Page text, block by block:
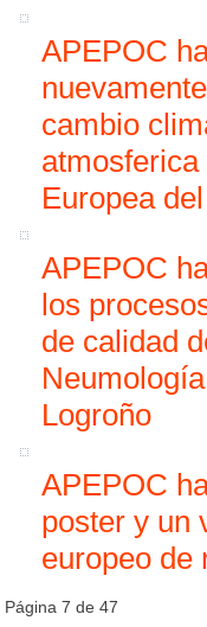
APEPOC
cambio
Europea
APEPOC
los
de calidad
Logroño
APEPOC
poster y un
europeo de
Página 7 de 47